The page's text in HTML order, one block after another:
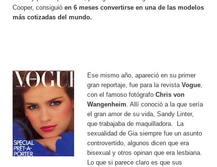
Cooper, consiguió en 6 meses convertirse en una de las modelos
más cotizadas del mundo.
Ese mismo año, apareció en su primer
gran reportaje, fue para la revista Vogue
con el famoso fotógrafo Chris von
Wangenheim . Allí conoció a la que sería
el gran amor de su vida, Sandy Linter,
que trabajaba de maquilladora. La
sexualidad de Gia siempre fue un asunto
controvertido, algunos dicen que era
bisexual y otros opinan que era lesbiana.
Lo que si parece claro es que sus